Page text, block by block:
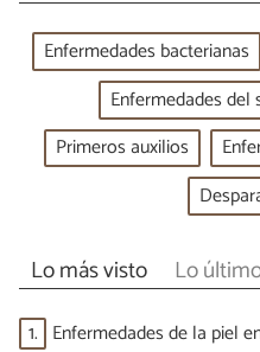
Enfermedades bacterianas
Enfermedades
Primeros auxilios
Lo más visto Lo
1. Enfermedades de la piel